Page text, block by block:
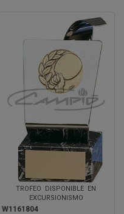
TROFEO DISPONIBLE EN
EXCURSIONISMO
W1161804